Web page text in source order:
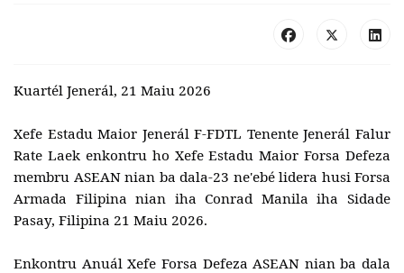
Kuartél Jenerál, 21 Maiu 2026
Xefe Estadu Maior Jenerál F-FDTL Tenente Jenerál Falur
Rate Laek enkontru ho Xefe Estadu Maior Forsa Defeza
membru ASEAN nian ba dala-23 ne'ebé lidera husi Forsa
Armada Filipina nian iha Conrad Manila iha Sidade
Pasay, Filipina 21 Maiu 2026.
Enkontru Anuál Xefe Forsa Defeza ASEAN nian ba dala